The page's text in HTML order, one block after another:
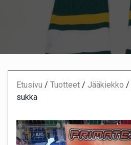
Etusivu / Tuotteet / Jääkiekko /
sukka